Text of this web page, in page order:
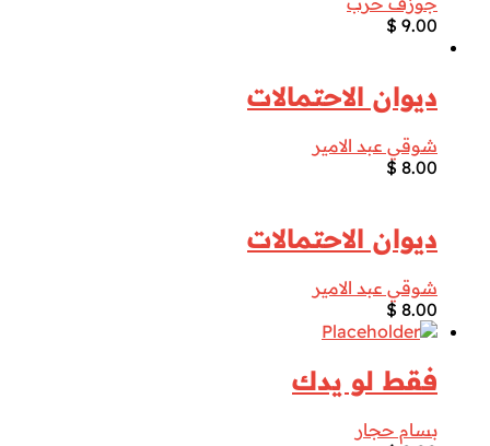
$ 9.00
ديوان الاحتمالات
شوقي عبد الامير
$ 8.00
ديوان الاحتمالات
شوقي عبد الامير
$ 8.00
فقط لو يدك
بسام حجار